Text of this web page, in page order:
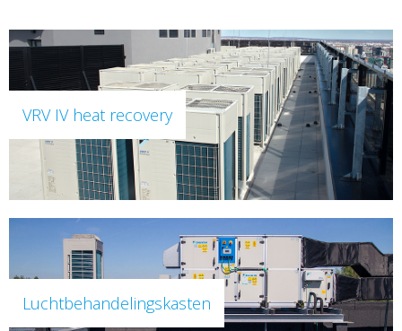
VRV IV heat recovery
Luchtbehandelingskasten